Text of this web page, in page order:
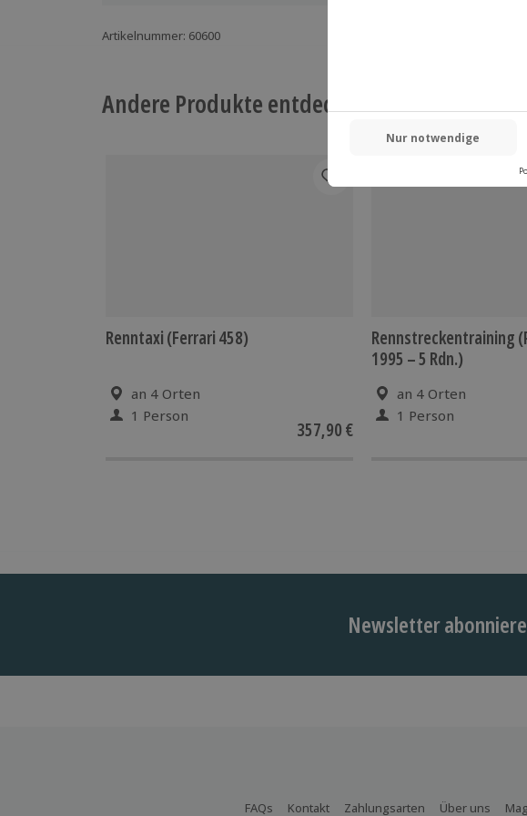
Artikelnummer: 60600
Andere Produkte entdecken
Renntaxi (Ferrari 458)
an 4 Orten
1 Person
357,90 €
Rennstreckentraining
1995 – 5 Rdn.)
an 4 Orten
1 Person
Newsletter
FAQs Kontakt Zahlungsarten Über uns